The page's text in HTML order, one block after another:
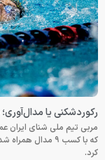
رکوردشکنی یا
مربی تیم ملی شنای ایران
که با کسب ۹ مدال
کرد.